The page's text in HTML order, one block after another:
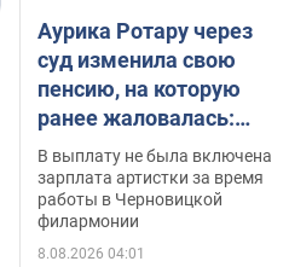
Аурика Ротару через
суд изменила свою
пенсию, на которую
ранее жаловалась:
сколько получала
певица
В выплату не была включена
зарплата артистки за время
работы в Черновицкой
филармонии
8.08.2026 04:01